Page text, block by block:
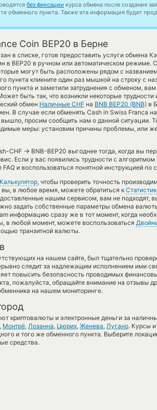
без фиксации курса обмена после создания
обменного пункта. Также эта информация будет
Coin BEP20 в Берне
в списке, готов предоставить услуги обмена
в BEP20 в ручном или автоматическом режиме.
могут быть расположены рядом с
пункта кликните один раз мышкой на строку с
пункта и заметили затруднения с обменом, вам
быть так, что возникли некоторые трудности
обмен Наличные CHF на BNB BEP20 (BNB) в
В случае если обменять Cash in Swiss Franca
просим сообщить нам о данной ситуации.
меры: установим причины проблемы, или
CHF → BNB-BEP20 выгоднее тогда, когда вы
Если у вас появились трудности с
и воспользоваться понятной инструкцией по
Калькулятор, чтобы проверить точность
в любое время, можете обратиться к
нашим сервисом, вам не подходят,
задать собственные параметры обмена
информацию сразу же в тот момент, когда
в любой момент, можете воспользоваться
транзитной валюты.
на нашем сайте, был тщательно
следит за надлежащим исполнением ими
повысить безопасность проводимых
пожалуйста, обращайте внимание на отзывы
на нашем мониторинге.
криптовалюты и электронные деньги за
, Монтрё, Лозанна, Цюрих, Женева, Лугано. Курсы
и того же обменного пункта. Выберите
средства.